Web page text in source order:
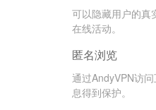
可以隐藏用户的真
在线活动。
匿名浏览
通过AndyVPN访
息得到保护。